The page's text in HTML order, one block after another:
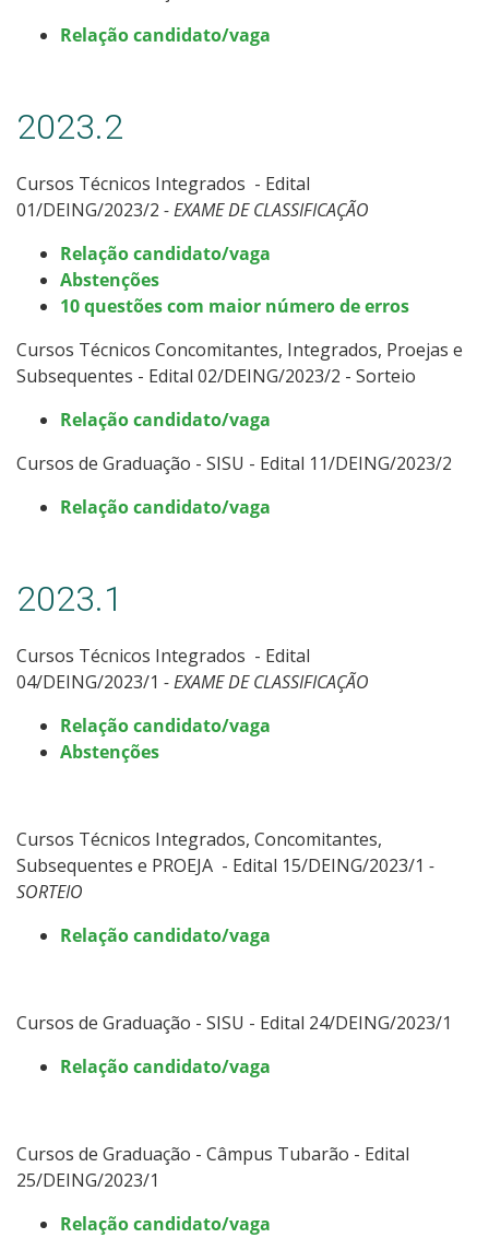
Relação candidato/vaga
2023.2
Cursos Técnicos Integrados - Edital
01/DEING/2023/2 - EXAME DE CLASSIFICAÇÃO
Relação candidato/vaga
Abstenções
10 questões com maior número de erros
Cursos Técnicos Concomitantes, Integrados, Proejas e
Subsequentes - Edital 02/DEING/2023/2 - Sorteio
Relação candidato/vaga
Cursos de Graduação - SISU - Edital 11/DEING/2023/2
Relação candidato/vaga
2023.1
Cursos Técnicos Integrados - Edital
04/DEING/2023/1 - EXAME DE CLASSIFICAÇÃO
Relação candidato/vaga
Abstenções
Cursos Técnicos Integrados, Concomitantes,
Subsequentes e PROEJA - Edital 15/DEING/2023/1 -
SORTEIO
Relação candidato/vaga
Cursos de Graduação - SISU - Edital 24/DEING/2023/1
Relação candidato/vaga
Cursos de Graduação - Câmpus Tubarão - Edital
25/DEING/2023/1
Relação candidato/vaga